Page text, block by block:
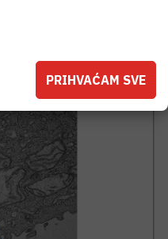
PRIHVAĆAM SVE